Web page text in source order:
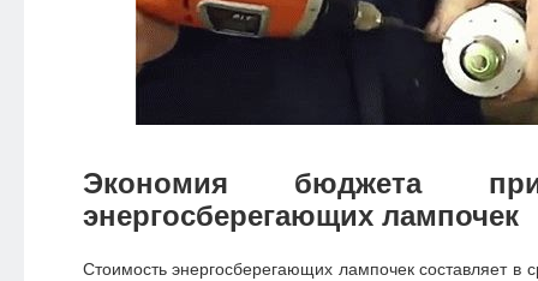
Экономия бюджета
энергосберегающих лампочек
Стоимость энергосберегающих лампочек составляет в